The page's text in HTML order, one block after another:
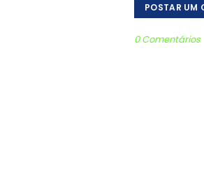
POSTAR UM
0 Comentários